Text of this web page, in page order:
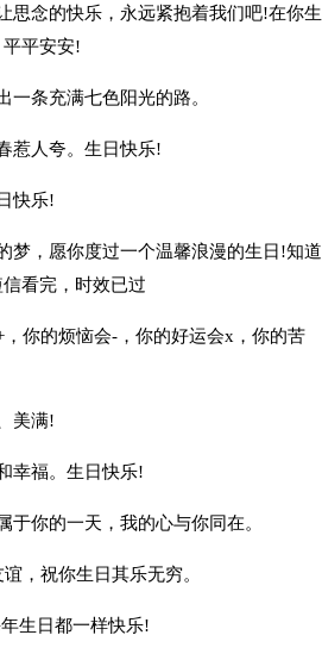
思念的快乐，永远紧抱着我们吧!在你生
平安安!
条充满七色阳光的路。
惹人夸。生日快乐!
快乐!
梦，愿你度过一个温馨浪漫的生日!知道
看完，时效已过
你的烦恼会-，你的好运会x，你的苦
美满!
幸福。生日快乐!
你的一天，我的心与你同在。
，祝你生日其乐无穷。
生日都一样快乐!